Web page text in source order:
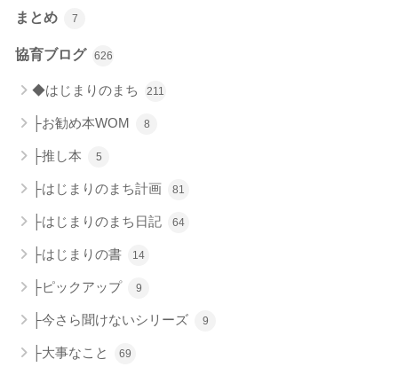
まとめ 7
協育ブログ 626
◆はじまりのまち 211
├お勧め本WOM 8
├推し本 5
├はじまりのまち計画 81
├はじまりのまち日記 64
├はじまりの書 14
├ピックアップ 9
├今さら聞けないシリーズ 9
├大事なこと 69